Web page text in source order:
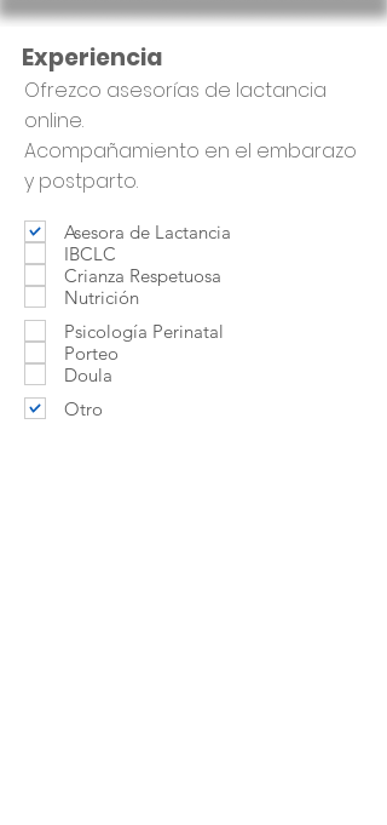
Ofrezco asesorías de lactancia
online.
Acompañamiento en el embarazo
y postparto.
Asesora de Lactancia
IBCLC
Crianza Respetuosa
Nutrición
Psicología Perinatal
Porteo
Doula
Otro
Experiencia